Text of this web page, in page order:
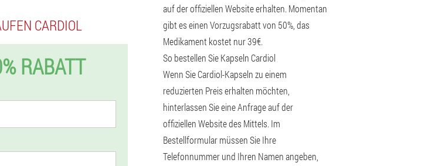
CARDIOL
RABATT
auf der offiziellen Website erhalten. Momentan
gibt es einen Vorzugsrabatt von 50%, das
Medikament kostet nur 39€.
So bestellen Sie Kapseln Cardiol
Wenn Sie Cardiol-Kapseln zu einem
reduzierten Preis erhalten möchten,
hinterlassen Sie eine Anfrage auf der
offiziellen Website des Mittels. Im
Bestellformular müssen Sie Ihre
Telefonnummer und Ihren Namen angeben,